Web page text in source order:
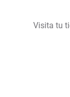
Visita tu